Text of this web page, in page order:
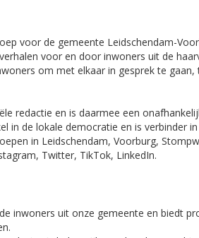
voor de gemeente Leidschendam-
voor en door inwoners uit de
om met elkaar in gesprek te
redactie en is daarmee een
in de lokale democratie en is verbinder
in Leidschendam, Voorburg,
Twitter, TikTok, LinkedIn.
inwoners uit onze gemeente en biedt